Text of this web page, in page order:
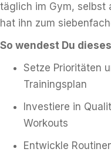
täglich im Gym, selbst
hat ihn zum
So wendest Du
Setze Prioritäten
Trainingsplan
Investiere in
Workouts
Entwickle